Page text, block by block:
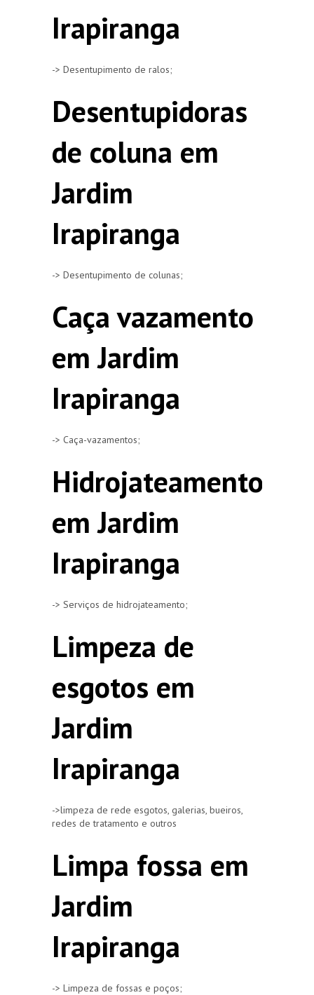
Irapiranga
-> Desentupimento de ralos;
Desentupidoras
de coluna em
Jardim
Irapiranga
-> Desentupimento de colunas;
Caça vazamento
em Jardim
Irapiranga
-> Caça-vazamentos;
Hidrojateamento
em Jardim
Irapiranga
-> Serviços de hidrojateamento;
Limpeza de
esgotos em
Jardim
Irapiranga
->limpeza de rede esgotos, galerias, bueiros,
redes de tratamento e outros
Limpa fossa em
Jardim
Irapiranga
-> Limpeza de fossas e poços;